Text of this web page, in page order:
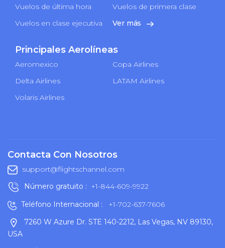
Vuelos de última hora
Vuelos de primera clase
Vuelos en clase ejecutiva
Ver más
Principales Aerolíneas
Aeromexico
Copa Airlines
Delta Airlines
LATAM Airlines
Volaris Airlines
Contacta Con Nosotros
support@flightschannel.com
Número gratuito : +1-844-609-9922
Teléfono Internacional :
+1-702-637-7606
7260 W Azure Dr. STE 140-2212, Las Vegas, NV 89130,
USA